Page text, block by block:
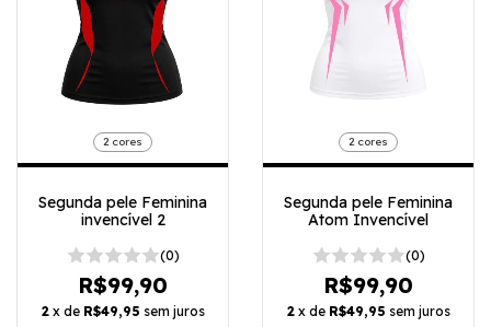
2 cores
Segunda pele Feminina
invencível 2
(0)
R$99,90
2 x de R$49,95 sem juros
2 cores
Segunda pele Feminina
Atom Invencível
(0)
R$99,90
2 x de R$49,95 sem juros